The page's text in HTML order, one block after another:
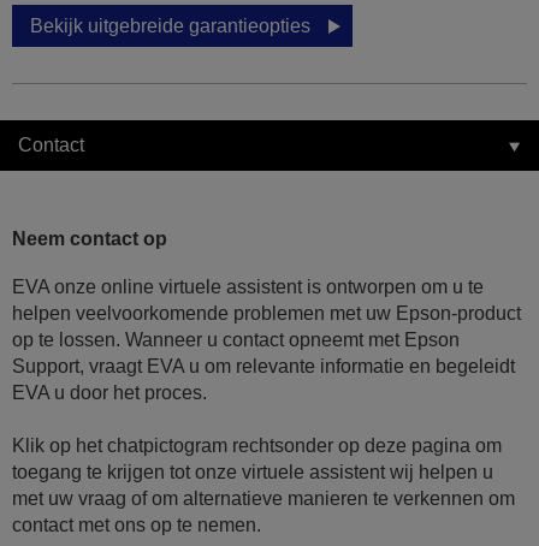
Bekijk uitgebreide garantieopties
Contact
Neem contact op
EVA onze online virtuele assistent is ontworpen om u te
helpen veelvoorkomende problemen met uw Epson-product
op te lossen. Wanneer u contact opneemt met Epson
Support, vraagt EVA u om relevante informatie en begeleidt
EVA u door het proces.
Klik op het chatpictogram rechtsonder op deze pagina om
toegang te krijgen tot onze virtuele assistent wij helpen u
met uw vraag of om alternatieve manieren te verkennen om
contact met ons op te nemen.